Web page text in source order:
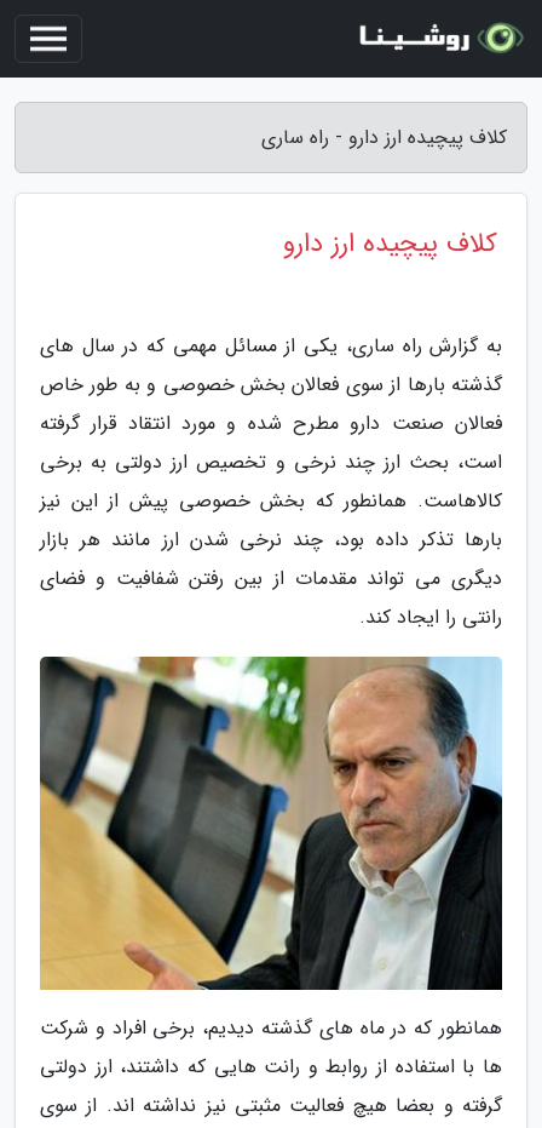
کلاف پیچیده ارز دارو - راه ساری
کلاف پیچیده ارز دارو
به گزارش راه ساری، یکی از مسائل مهمی که در سال های
گذشته بارها از سوی فعالان بخش خصوصی و به طور خاص
فعالان صنعت دارو مطرح شده و مورد انتقاد قرار گرفته
است، بحث ارز چند نرخی و تخصیص ارز دولتی به برخی
کالاهاست. همانطور که بخش خصوصی پیش از این نیز
بارها تذکر داده بود، چند نرخی شدن ارز مانند هر بازار
دیگری می تواند مقدمات از بین رفتن شفافیت و فضای
رانتی را ایجاد کند.
همانطور که در ماه های گذشته دیدیم، برخی افراد و شرکت
ها با استفاده از روابط و رانت هایی که داشتند، ارز دولتی
گرفته و بعضا هیچ فعالیت مثبتی نیز نداشته اند. از سوی